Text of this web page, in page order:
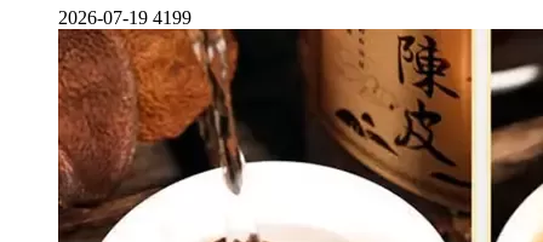
2026-07-19 4199